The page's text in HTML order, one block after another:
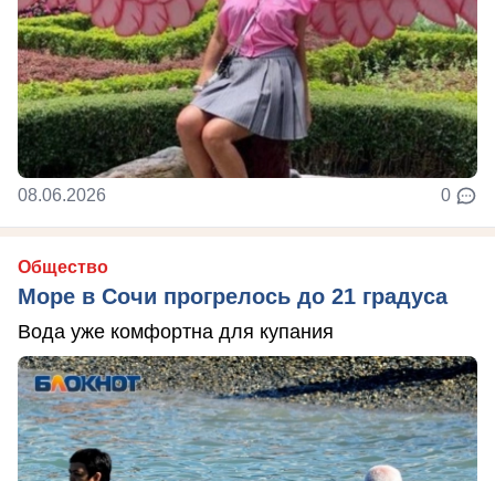
08.06.2026 0
Общество
Море в Сочи прогрелось до 21 градуса
Вода уже комфортна для купания